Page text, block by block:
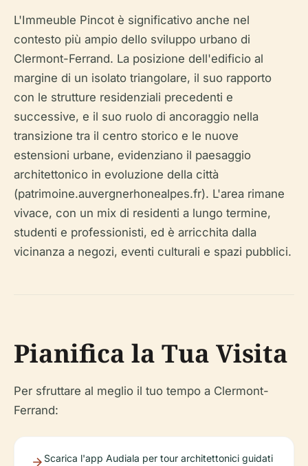
L'Immeuble Pincot è significativo anche nel
contesto più ampio dello sviluppo urbano di
Clermont-Ferrand. La posizione dell'edificio al
margine di un isolato triangolare, il suo rapporto
con le strutture residenziali precedenti e
successive, e il suo ruolo di ancoraggio nella
transizione tra il centro storico e le nuove
estensioni urbane, evidenziano il paesaggio
architettonico in evoluzione della città
(patrimoine.auvergnerhonealpes.fr). L'area rimane
vivace, con un mix di residenti a lungo termine,
studenti e professionisti, ed è arricchita dalla
vicinanza a negozi, eventi culturali e spazi pubblici.
Pianifica la Tua Visita
Per sfruttare al meglio il tuo tempo a Clermont-
Ferrand:
Scarica l'app Audiala per tour architettonici guidati